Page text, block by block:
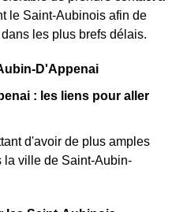
le Saint-Aubinois afin de
les plus brefs délais.
D'Appenai
: les liens pour aller
d'avoir de plus amples
la ville de Saint-Aubin-